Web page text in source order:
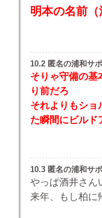
明本の名前（
10.2 匿名の浦和サポ
そりゃ守備の基
り前だろ
それよりもショ
た瞬間にビルド
10.3 匿名の浦和サポ
やっぱ酒井さん
来年、もし柏に